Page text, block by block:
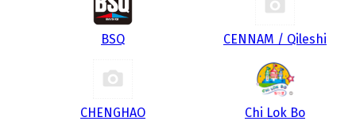
BSQ CENNAM / Qileshi
CHENGHAO Chi Lok Bo